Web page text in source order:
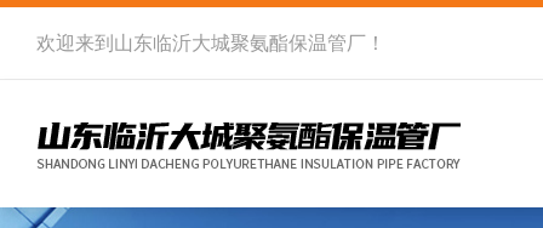
欢迎来到 山东临沂大城聚氨酯保温管厂 ！